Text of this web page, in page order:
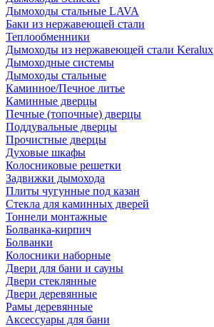
Дымоходы стальные LAVA
Баки из нержавеющей стали
Теплообменники
Дымоходы из нержавеющей стали Keralux
Дымоходные системы
Дымоходы стальные
Каминное/Печное литье
Каминные дверцы
Печные (топочные) дверцы
Поддувальные дверцы
Прочистные дверцы
Духовые шкафы
Колосниковые решетки
Задвижки дымохода
Плиты чугунные под казан
Стекла для каминных дверей
Тоннели монтажные
Болванка-кирпич
Болванки
Колосники наборные
Двери для бани и сауны
Двери стеклянные
Двери деревянные
Рамы деревянные
Аксессуары для бани